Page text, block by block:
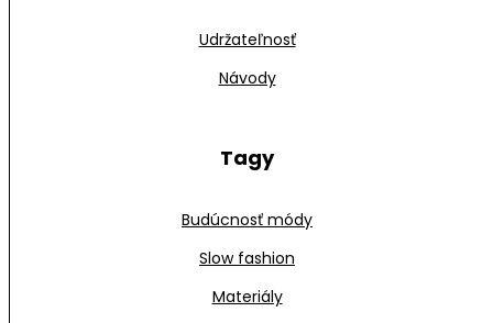
Udržateľnosť
Návody
Tagy
Budúcnosť módy
Slow fashion
Materiály